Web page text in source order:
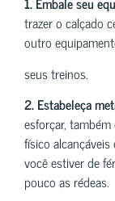
trazer o calçado
outro
seus treinos.
2. Estabeleça
esforçar,
físico
você estiver de
pouco as rédeas.